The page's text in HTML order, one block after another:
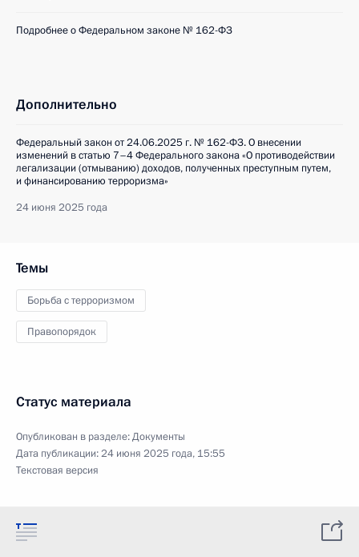
Подробнее о Федеральном законе № 162-ФЗ
Дополнительно
Федеральный закон от 24.06.2025 г. № 162-ФЗ. О внесении
изменений в статью 7–4 Федерального закона «О противодействии
легализации (отмыванию) доходов, полученных преступным путем,
и финансированию терроризма»
24 июня 2025 года
Темы
Борьба с терроризмом
Правопорядок
Статус материала
Опубликован в разделе:Документы
Дата публикации:24 июня 2025 года, 15:55
Текстовая версия